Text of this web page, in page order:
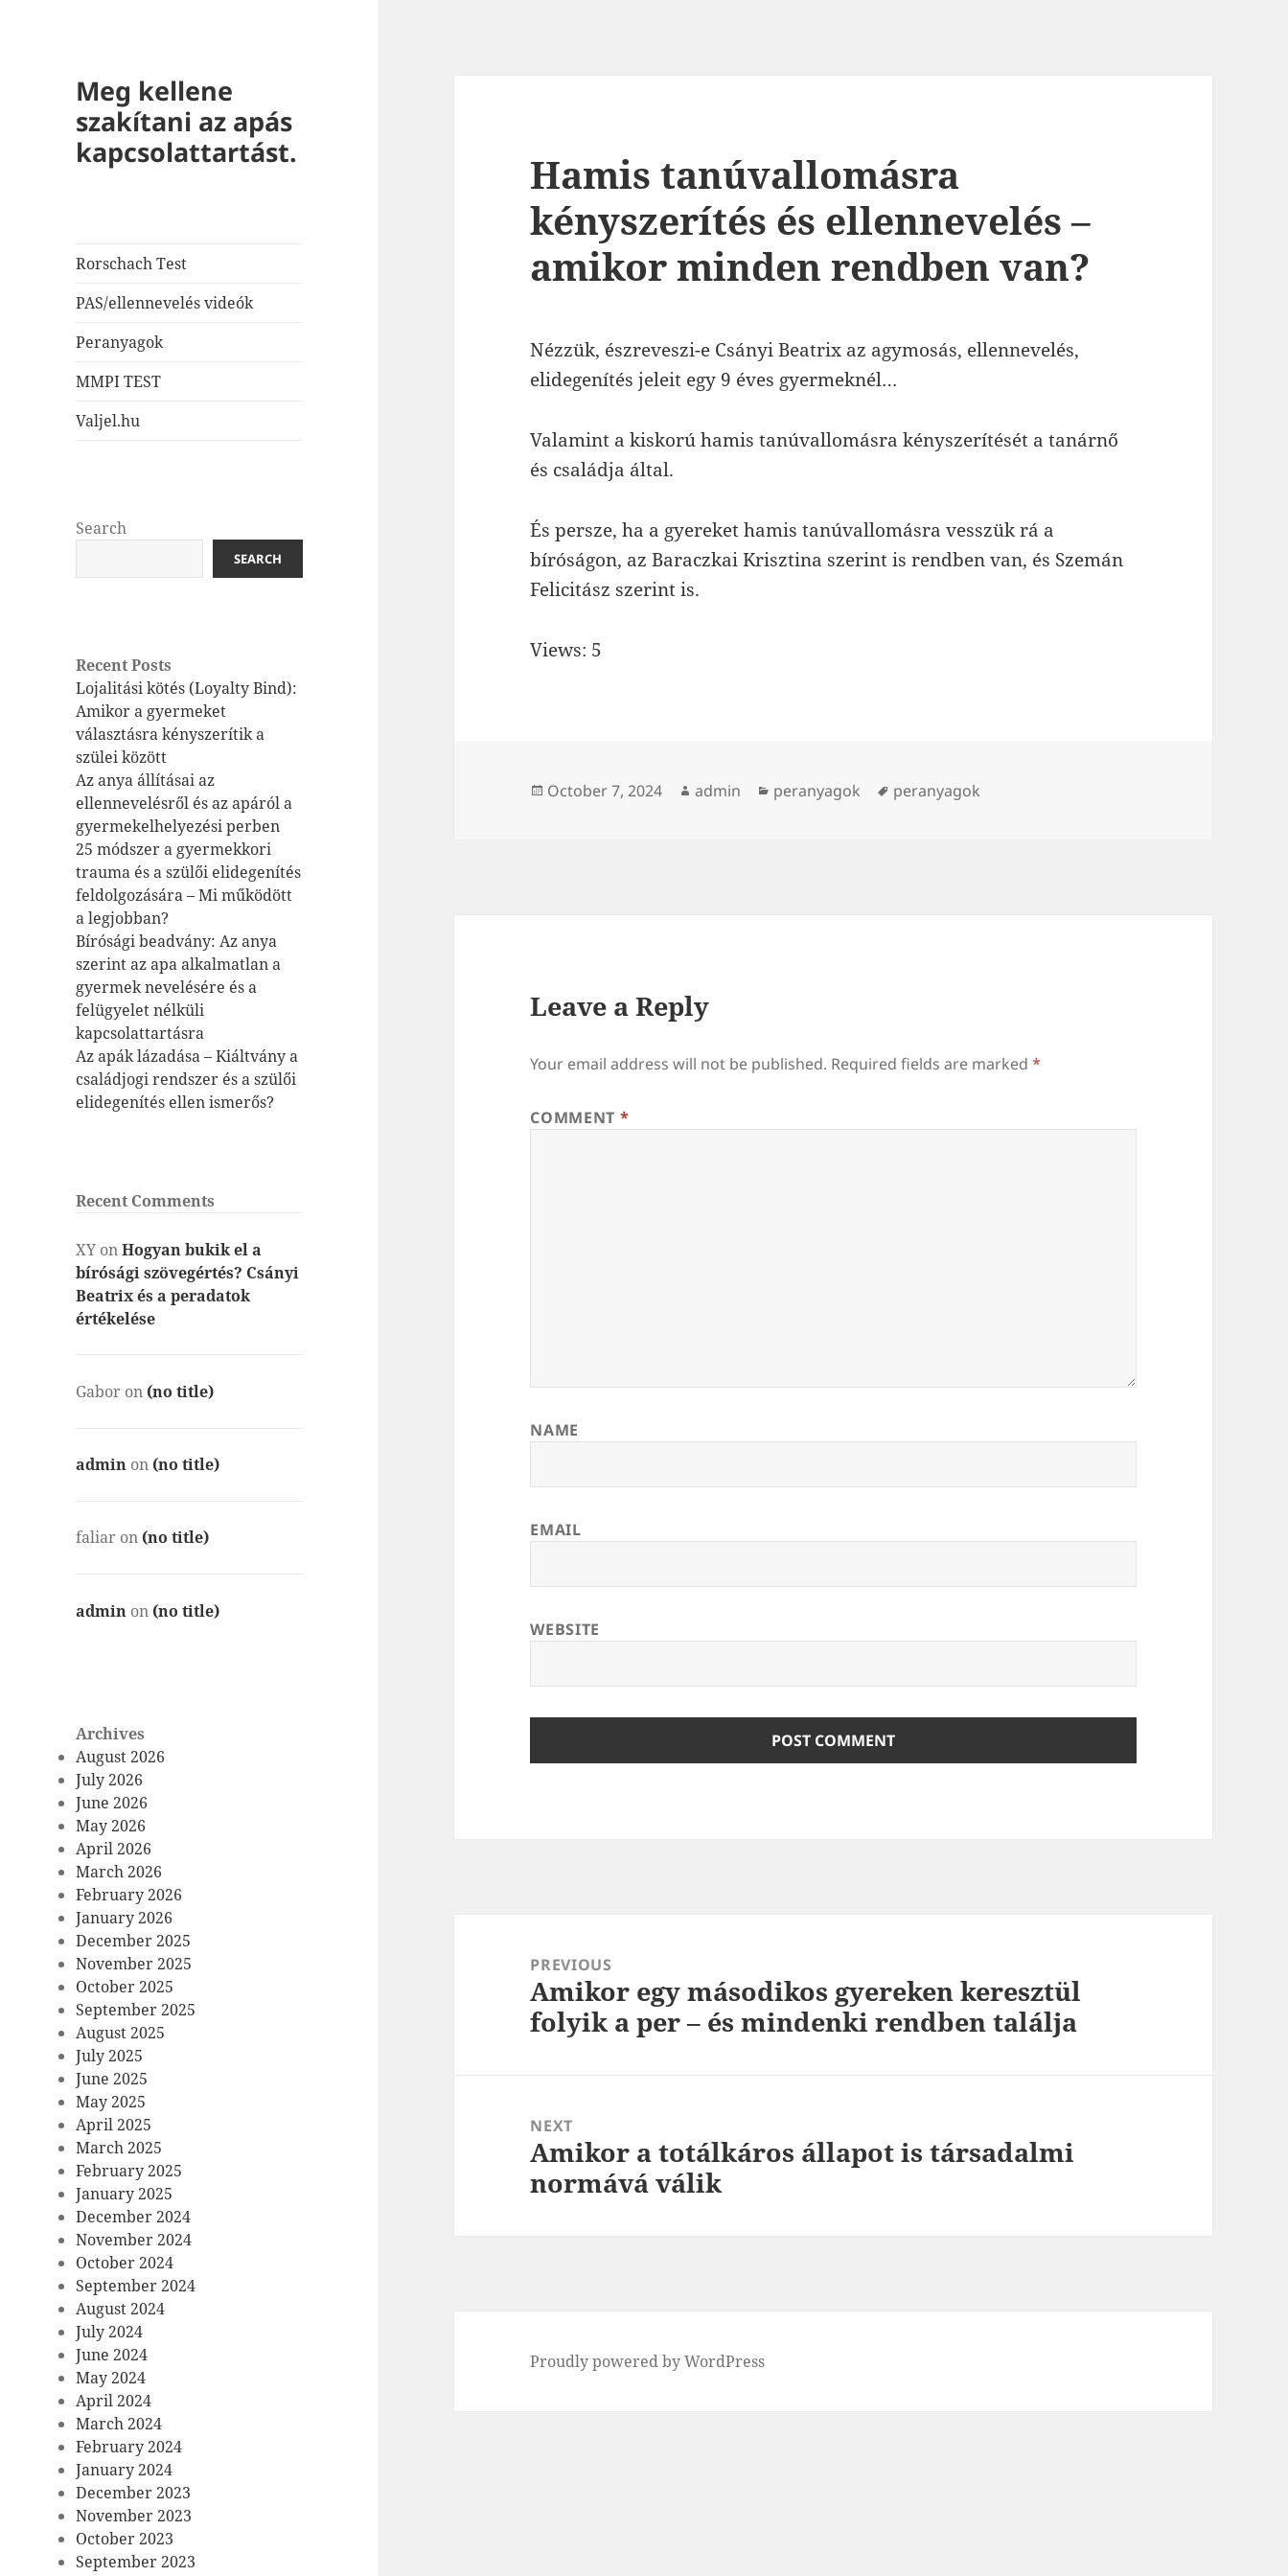
Meg kellene
szakítani az apás
kapcsolattartást.
Rorschach Test
PAS/ellennevelés videók
Peranyagok
MMPI TEST
Valjel.hu
Search
SEARCH
Recent Posts
Lojalitási kötés (Loyalty Bind):
Amikor a gyermeket
választásra kényszerítik a
szülei között
Az anya állításai az
ellennevelésről és az apáról a
gyermekelhelyezési perben
25 módszer a gyermekkori
trauma és a szülői elidegenítés
feldolgozására – Mi működött
a legjobban?
Bírósági beadvány: Az anya
szerint az apa alkalmatlan a
gyermek nevelésére és a
felügyelet nélküli
kapcsolattartásra
Az apák lázadása – Kiáltvány a
családjogi rendszer és a szülői
elidegenítés ellen ismerős?
Recent Comments
XY onHogyan bukik el a
bírósági szövegértés? Csányi
Beatrix és a peradatok
értékelése
Gabor on (no title)
admin on (no title)
faliar on (no title)
admin on (no title)
Archives
August 2026
July 2026
June 2026
May 2026
April 2026
March 2026
February 2026
January 2026
December 2025
November 2025
October 2025
September 2025
August 2025
July 2025
June 2025
May 2025
April 2025
March 2025
February 2025
January 2025
December 2024
November 2024
October 2024
September 2024
August 2024
July 2024
June 2024
May 2024
April 2024
March 2024
February 2024
January 2024
December 2023
November 2023
October 2023
September 2023
Hamis tanúvallomásra
kényszerítés és ellennevelés –
amikor minden rendben van?
Nézzük, észreveszi-e Csányi Beatrix az agymosás, ellennevelés,
elidegenítés jeleit egy 9 éves gyermeknél…
Valamint a kiskorú hamis tanúvallomásra kényszerítését a tanárnő
és családja által.
És persze, ha a gyereket hamis tanúvallomásra vesszük rá a
bíróságon, az Baraczkai Krisztina szerint is rendben van, és Szemán
Felicitász szerint is.
Views: 5
Posted
October 7, 2024 Author
admin Categories
peranyagok Tags
peranyagok
Leave a Reply
Your email address will not be published. Required fields are marked*
COMMENT *
NAME
EMAIL
WEBSITE
navigationPREVIOUS
Previous
post:
Amikor egy másodikos gyereken keresztül
folyik a per – és mindenki rendben találja
NEXT
Next
post:
Amikor a totálkáros állapot is társadalmi
normává válik
Proudly powered by WordPress